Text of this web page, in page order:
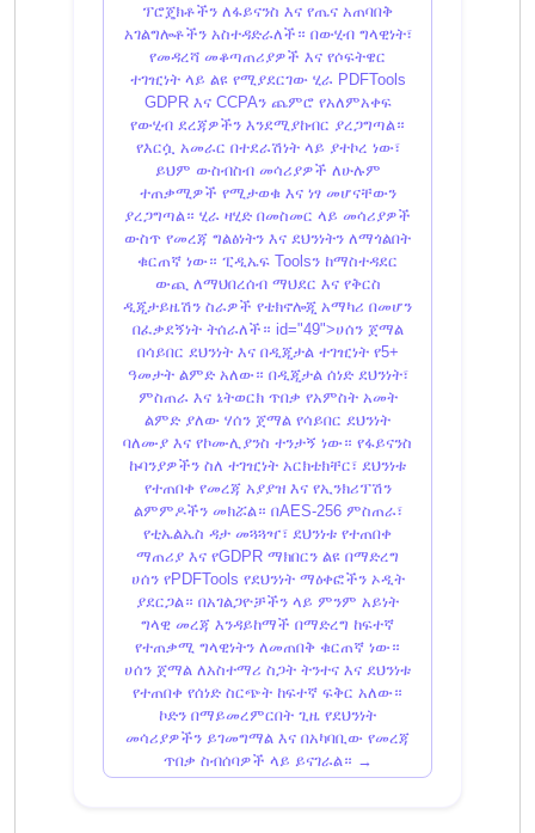
ፕሮጄክቶችን ለፋይናንስ እና የጤና አጠባበቅ
አገልግሎቶችን አስተዳድራለች። በውሂብ ግላዊነት፣
የመዳረሻ መቆጣጠሪያዎች እና የሶፍትዌር
ተገዢነት ላይ ልዩ የሚያደርገው ሂራ PDFTools
GDPR እና CCPAን ጨምሮ የአለምአቀፍ
የውሂብ ደረጃዎችን እንደሚያከብር ያረጋግጣል።
የእርሷ አመራር በተደራሽነት ላይ ያተኮረ ነው፣
ይህም ውስብስብ መሳሪያዎች ለሁሉም
ተጠቃሚዎች የሚታወቁ እና ነፃ መሆናቸውን
ያረጋግጣል። ሂራ ዛሂድ በመስመር ላይ መሳሪያዎች
ውስጥ የመረጃ ግልፅነትን እና ደህንነትን ለማጎልበት
ቁርጠኛ ነው። ፒዲኤፍ Toolsን ከማስተዳደር
ውጪ ለማህበረሰብ ማህደር እና የቅርስ
ዲጂታይዜሽን ስራዎች የቴክኖሎጂ አማካሪ በመሆን
በፈቃደኝነት ትሰራለች። id="49">ሀሰን ጀማል
በሳይበር ደህንነት እና በዲጂታል ተገዢነት የ5+
ዓመታት ልምድ አለው። በዲጂታል ሰነድ ደህንነት፣
ምስጠራ እና ኔትወርክ ጥበቃ የአምስት አመት
ልምድ ያለው ሃሰን ጀማል የሳይበር ደህንነት
ባለሙያ እና የኮሙሊያንስ ተንታኝ ነው። የፋይናንስ
ኩባንያዎችን ስለ ተገዢነት አርክቴክቸር፣ ደህንነቱ
የተጠበቀ የመረጃ አያያዝ እና የኢንክሪፕሽን
ልምምዶችን መክሯል። በAES-256 ምስጠራ፣
የቲኤልኤስ ዳታ መጓጓዣ፣ ደህንነቱ የተጠበቀ
ማጠሪያ እና የGDPR ማክበርን ልዩ በማድረግ
ሀሰን የPDFTools የደህንነት ማዕቀፎችን ኦዲት
ያደርጋል። በአገልጋዮቻችን ላይ ምንም አይነት
ግላዊ መረጃ እንዳይከማች በማድረግ ከፍተኛ
የተጠቃሚ ግላዊነትን ለመጠበቅ ቁርጠኛ ነው።
ሀሰን ጀማል ለአስተማሪ ስጋት ትንተና እና ደህንነቱ
የተጠበቀ የሰነድ ስርጭት ከፍተኛ ፍቅር አለው።
ኮድን በማይመረምርበት ጊዜ የደህንነት
መሳሪያዎችን ይገመግማል እና በአካባቢው የመረጃ
ጥበቃ ስብሰባዎች ላይ ይናገራል። →